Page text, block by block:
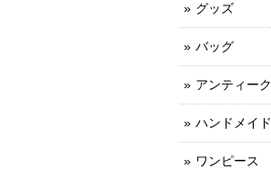
グッズ
バッグ
アンティーク
ハンドメイド
ワンピース